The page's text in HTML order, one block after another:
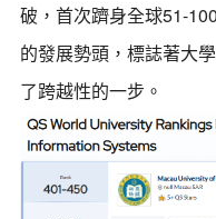
破，首次躋身全球51-
的發展勢頭，標誌著大
了跨越性的一步。